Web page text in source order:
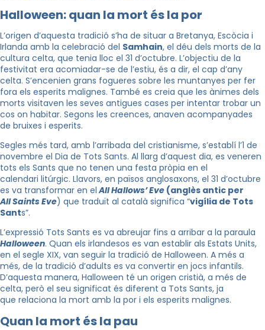
Halloween: quan la mort és la por
L’origen d’aquesta tradició s’ha de situar a Bretanya, Escòcia i
Irlanda amb la celebració del Samhain, el déu dels morts de la
cultura celta, que tenia lloc el 31 d’octubre. L’objectiu de la
festivitat era acomiadar-se de l’estiu, és a dir, el cap d’any
celta. S’encenien grans fogueres sobre les muntanyes per fer
fora els esperits malignes. També es creia que les ànimes dels
morts visitaven les seves antigues cases per intentar trobar un
cos on habitar. Segons les creences, anaven acompanyades
de bruixes i esperits.
Segles més tard, amb l’arribada del cristianisme, s’establí l’1 de
novembre el Dia de Tots Sants. Al llarg d’aquest dia, es veneren
tots els Sants que no tenen una festa pròpia en el
calendari litúrgic. Llavors, en països anglosaxons, el 31 d’octubre
es va transformar en elAllHallows’Eve (anglès antic per
AllSaintsEve) que traduït al català significa “vigília de Tots
Sants”.
L’expressió Tots Sants es va abreujar fins a arribar a la paraula
Halloween. Quan els irlandesos es van establir als Estats Units,
en el segle XIX, van seguir la tradició de Halloween. A més a
més, de la tradició d’adults es va convertir en jocs infantils.
D’aquesta manera, Halloween té un origen cristià, a més de
celta, però el seu significat és diferent a Tots Sants, ja
que relaciona la mort amb la por i els esperits malignes.
Quan la mort és la pau